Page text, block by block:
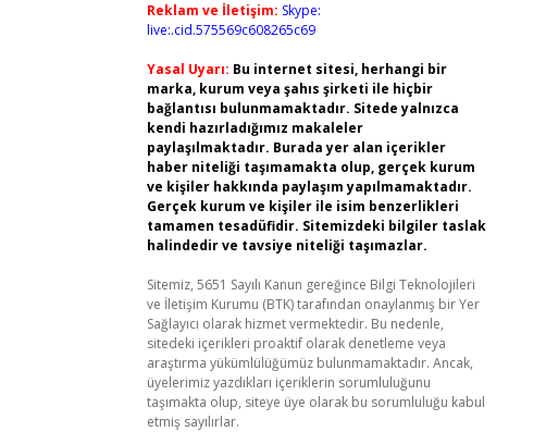
Reklam ve İletişim: Skype:
live:.cid.575569c608265c69
Yasal Uyarı: Bu internet sitesi, herhangi bir
marka, kurum veya şahıs şirketi ile hiçbir
bağlantısı bulunmamaktadır. Sitede yalnızca
kendi hazırladığımız makaleler
paylaşılmaktadır. Burada yer alan içerikler
haber niteliği taşımamakta olup, gerçek kurum
ve kişiler hakkında paylaşım yapılmamaktadır.
Gerçek kurum ve kişiler ile isim benzerlikleri
tamamen tesadüfidir. Sitemizdeki bilgiler taslak
halindedir ve tavsiye niteliği taşımazlar.
Sitemiz, 5651 Sayılı Kanun gereğince Bilgi Teknolojileri
ve İletişim Kurumu (BTK) tarafından onaylanmış bir Yer
Sağlayıcı olarak hizmet vermektedir. Bu nedenle,
sitedeki içerikleri proaktif olarak denetleme veya
araştırma yükümlülüğümüz bulunmamaktadır. Ancak,
üyelerimiz yazdıkları içeriklerin sorumluluğunu
taşımakta olup, siteye üye olarak bu sorumluluğu kabul
etmiş sayılırlar.